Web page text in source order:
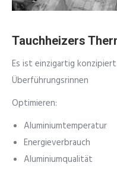
Tauchheizers
Es ist einzigartig
Überführungsrinnen
Optimieren:
Aluminiumtemperatur
Energieverbrauch
Aluminiumqualität